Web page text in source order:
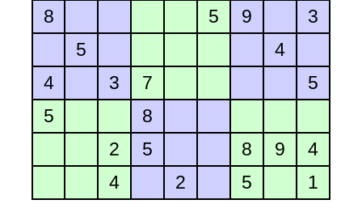
8
5 9
3
5
4
4
3 7
5
5
8
2
5 8 9
4
4
2 5 1